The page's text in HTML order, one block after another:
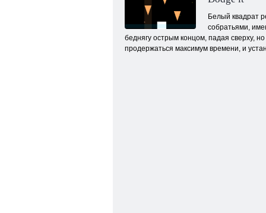
Металлолом
Белый квадрат
собратьями,
беднягу острым концом, падая сверху,
продержаться максимум времени, и